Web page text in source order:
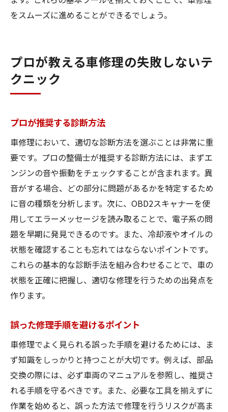
をスムーズに進めることができるでしょう。
プロが教える車修理の失敗しないテ
クニック
プロが推奨する診断方法
車修理において、適切な診断方法を選ぶことは非常に重
要です。プロの整備士が推奨する診断方法には、まずエ
ンジンの音や振動をチェックすることが含まれます。異
音がする場合、どの部分に問題があるかを特定するため
に音の種類を分析します。次に、OBD2スキャナーを使
用してエラーメッセージを読み取ることで、電子系の問
題を早期に発見できるのです。また、冷却液やオイルの
状態を確認することも忘れてはならないポイントです。
これらの基本的な診断手法を組み合わせることで、車の
状態を正確に把握し、適切な修理を行うための出発点を
作ります。
誤った修理手順を避けるポイント
車修理でよく見られる誤った手順を避けるためには、ま
ず知識をしっかりと持つことが大切です。例えば、部品
交換の際には、必ず車両のマニュアルを参照し、推奨さ
れる手順を守るべきです。また、必要な工具を揃えずに
作業を始めると、誤った方法で修理を行うリスクが高ま